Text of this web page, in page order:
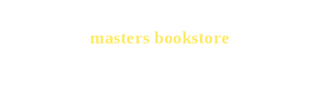
masters bookstore